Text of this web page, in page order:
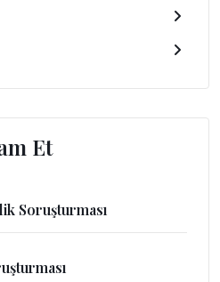
Et
Soruşturması